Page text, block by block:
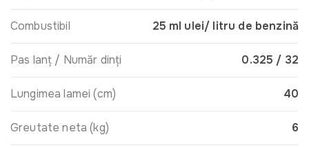
Combustibil 25 ml ulei/ litru de benzină
Pas lanț / Număr dinți 0.325 / 32
Lungimea lamei (cm) 40
Greutate neta (kg) 6